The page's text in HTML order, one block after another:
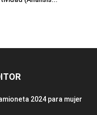
2024 para mujer